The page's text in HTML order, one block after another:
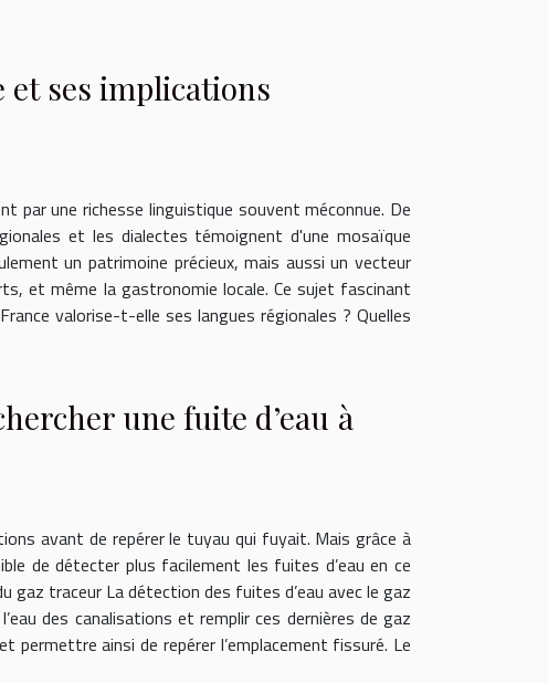
ses implications
par une richesse linguistique souvent méconnue. De
et les dialectes témoignent d'une mosaïque
un patrimoine précieux, mais aussi un vecteur
et même la gastronomie locale. Ce sujet fascinant
valorise-t-elle ses langues régionales ? Quelles
une fuite d’eau à
avant de repérer le tuyau qui fuyait. Mais grâce à
de détecter plus facilement les fuites d’eau en ce
gaz traceur La détection des fuites d’eau avec le gaz
des canalisations et remplir ces dernières de gaz
permettre ainsi de repérer l’emplacement fissuré. Le